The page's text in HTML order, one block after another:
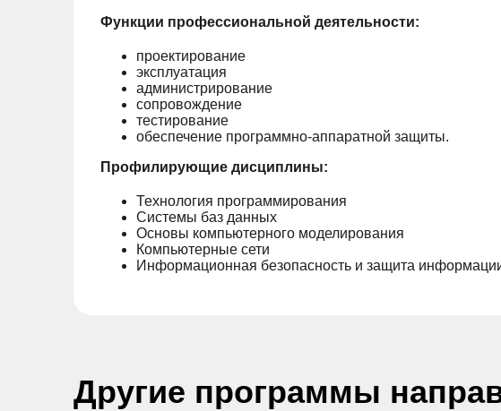
Функции профессиональной деятельности:
проектирование
эксплуатация
администрирование
сопровождение
тестирование
обеспечение программно-аппаратной защиты.
Профилирующие дисциплины:
Технология программирования
Системы баз данных
Основы компьютерного моделирования
Компьютерные сети
Информационная безопасность и защита
Другие программы